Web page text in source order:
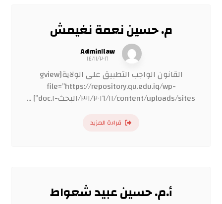
م. حسين نعمة نغيمش
Admin١law
١٤/١١/٢٠١٦
القانون الواجب التطبيق على الولاية[gview
file=”https://repository.qu.edu.iq/wp-
content/uploads/sites/٣١/٢٠١٦/١١/البحث-١.doc”] ...
قراءة المزيد
أ.م. حسين عبيد شعواط